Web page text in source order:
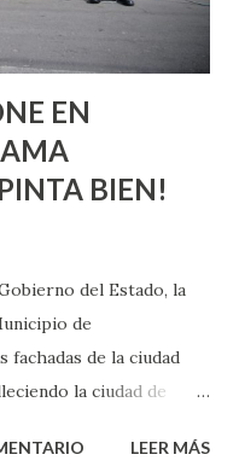
cuando ambas partes
EN
BIEN!
del Estado, la
de
fachadas de la ciudad
la ciudad de
al programa
LEER MÁS